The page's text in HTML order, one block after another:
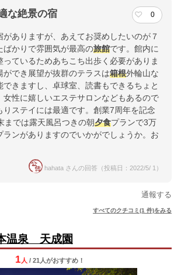
な絶景の宿 0
がありますが、あえてお奨めしたいのが７
ばかりで雰囲気が最高の旅館です。館内に
っているためあちこち出歩く必要がありま
ができ展望が抜群のテラスは箱根外輪山な
できますし、卓球室、読書もできるちょと
女性に嬉しいエステサロンなどもあるので
りステイには最適です。創業7周年を記念
までは露天風呂つきの朝夕食プランで3万
ランがありますのでいかがでしょうか。お
hahata さんの回答（投稿日：2022/5/ 1）
通報する
すべてのクチコミ(1 件)をみる
温泉 天成園
1 人 / 21人がおすすめ！